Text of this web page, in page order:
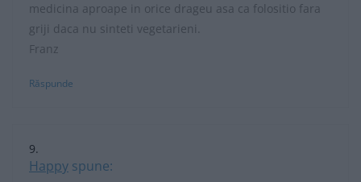
medicina aproape in orice drageu asa ca folositio fara
griji daca nu sinteti vegetarieni.
Franz
Răspunde
Happy spune: